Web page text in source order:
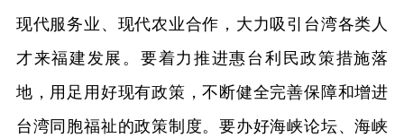
现代服务业、现代农业合作，大力吸引台湾各类人
才来福建发展。要着力推进惠台利民政策措施落
地，用足用好现有政策，不断健全完善保障和增进
台湾同胞福祉的政策制度。要办好海峡论坛、海峡